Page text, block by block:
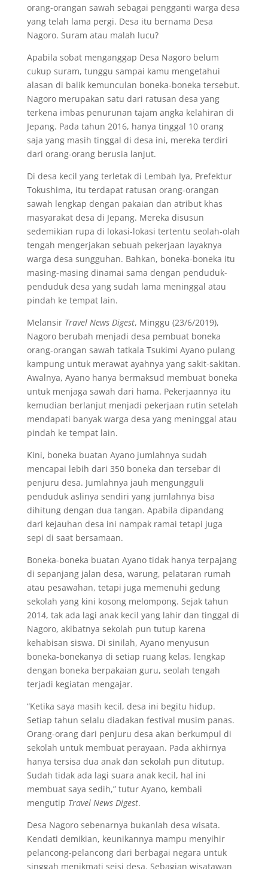
orang-orangan sawah sebagai pengganti warga desa
yang telah lama pergi. Desa itu bernama Desa
Nagoro. Suram atau malah lucu?
Apabila sobat menganggap Desa Nagoro belum
cukup suram, tunggu sampai kamu mengetahui
alasan di balik kemunculan boneka-boneka tersebut.
Nagoro merupakan satu dari ratusan desa yang
terkena imbas penurunan tajam angka kelahiran di
Jepang. Pada tahun 2016, hanya tinggal 10 orang
saja yang masih tinggal di desa ini, mereka terdiri
dari orang-orang berusia lanjut.
Di desa kecil yang terletak di Lembah Iya, Prefektur
Tokushima, itu terdapat ratusan orang-orangan
sawah lengkap dengan pakaian dan atribut khas
masyarakat desa di Jepang. Mereka disusun
sedemikian rupa di lokasi-lokasi tertentu seolah-olah
tengah mengerjakan sebuah pekerjaan layaknya
warga desa sungguhan. Bahkan, boneka-boneka itu
masing-masing dinamai sama dengan penduduk-
penduduk desa yang sudah lama meninggal atau
pindah ke tempat lain.
Melansir Travel News Digest, Minggu (23/6/2019),
Nagoro berubah menjadi desa pembuat boneka
orang-orangan sawah tatkala Tsukimi Ayano pulang
kampung untuk merawat ayahnya yang sakit-sakitan.
Awalnya, Ayano hanya bermaksud membuat boneka
untuk menjaga sawah dari hama. Pekerjaannya itu
kemudian berlanjut menjadi pekerjaan rutin setelah
mendapati banyak warga desa yang meninggal atau
pindah ke tempat lain.
Kini, boneka buatan Ayano jumlahnya sudah
mencapai lebih dari 350 boneka dan tersebar di
penjuru desa. Jumlahnya jauh mengungguli
penduduk aslinya sendiri yang jumlahnya bisa
dihitung dengan dua tangan. Apabila dipandang
dari kejauhan desa ini nampak ramai tetapi juga
sepi di saat bersamaan.
Boneka-boneka buatan Ayano tidak hanya terpajang
di sepanjang jalan desa, warung, pelataran rumah
atau pesawahan, tetapi juga memenuhi gedung
sekolah yang kini kosong melompong. Sejak tahun
2014, tak ada lagi anak kecil yang lahir dan tinggal di
Nagoro, akibatnya sekolah pun tutup karena
kehabisan siswa. Di sinilah, Ayano menyusun
boneka-bonekanya di setiap ruang kelas, lengkap
dengan boneka berpakaian guru, seolah tengah
terjadi kegiatan mengajar.
“Ketika saya masih kecil, desa ini begitu hidup.
Setiap tahun selalu diadakan festival musim panas.
Orang-orang dari penjuru desa akan berkumpul di
sekolah untuk membuat perayaan. Pada akhirnya
hanya tersisa dua anak dan sekolah pun ditutup.
Sudah tidak ada lagi suara anak kecil, hal ini
membuat saya sedih,” tutur Ayano, kembali
mengutip Travel News Digest.
Desa Nagoro sebenarnya bukanlah desa wisata.
Kendati demikian, keunikannya mampu menyihir
pelancong-pelancong dari berbagai negara untuk
singgah menikmati seisi desa. Sebagian wisatawan